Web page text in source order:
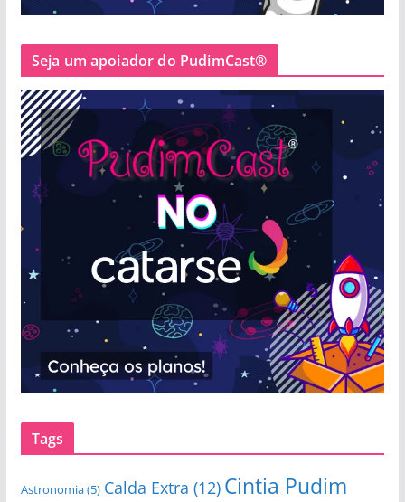
Seja um apoiador do PudimCast®
Tags
Astronomia(5) Calda Extra (12) Cintia Pudim